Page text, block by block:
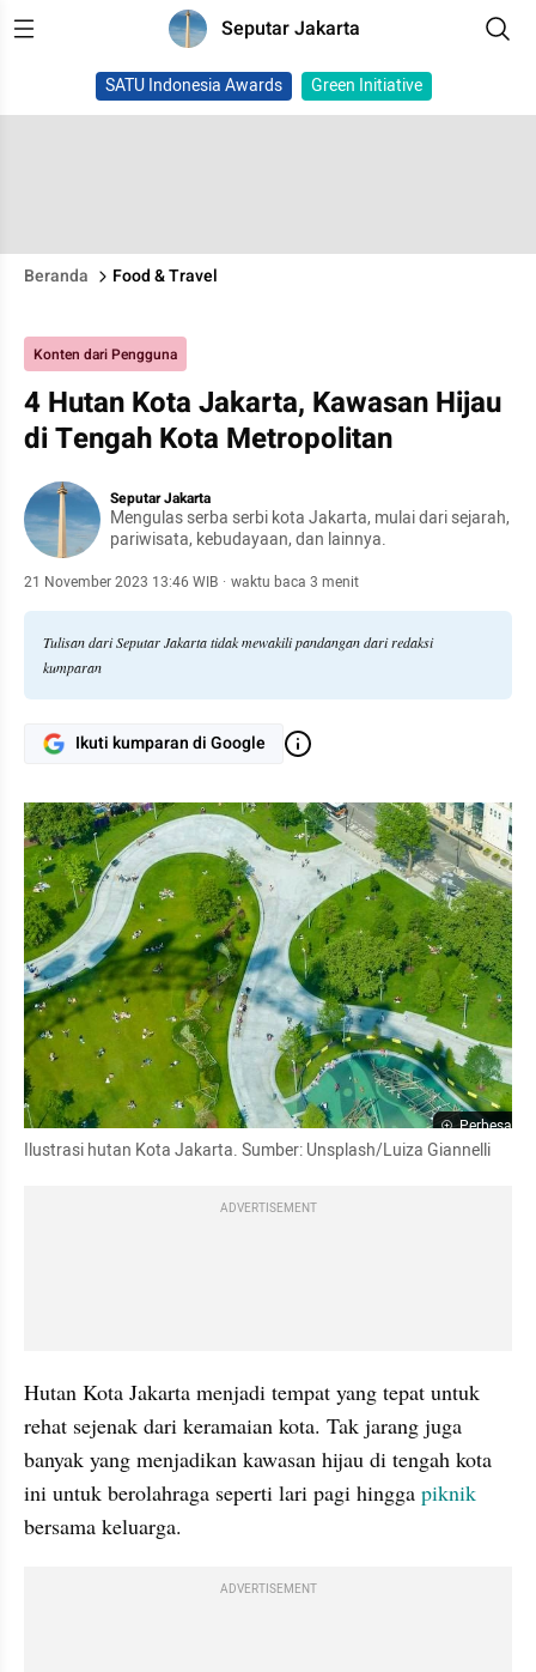
Seputar Jakarta
SATU Indonesia Awards Green Initiative
Beranda Food & Travel
Konten dari Pengguna
4 Hutan Kota Jakarta, Kawasan Hijau
di Tengah Kota Metropolitan
Seputar Jakarta
Mengulas serba serbi kota Jakarta, mulai dari sejarah,
pariwisata, kebudayaan, dan lainnya.
21 November 2023 13:46 WIB · waktu baca 3 menit
Tulisan dari Seputar Jakarta tidak mewakili pandangan dari redaksi
kumparan
Ikuti kumparan di Google
Perbesar
Ilustrasi hutan Kota Jakarta. Sumber: Unsplash/Luiza Giannelli
ADVERTISEMENT
Hutan Kota Jakarta menjadi tempat yang tepat untuk
rehat sejenak dari keramaian kota. Tak jarang juga
banyak yang menjadikan kawasan hijau di tengah kota
ini untuk berolahraga seperti lari pagi hingga piknik
bersama keluarga.
ADVERTISEMENT